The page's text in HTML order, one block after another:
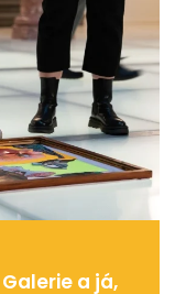
a já,